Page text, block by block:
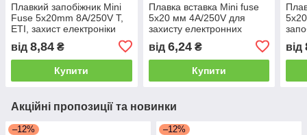
Плавкий запобіжник Mini
Fuse 5x20mm 8A/250V T,
ETI, захист електроніки
від 8,84 ₴
Купити
Плавка вставка Mini fuse
5x20 мм 4A/250V для
захисту електронних
від 6,24₴
Купити
від
Акційні пропозиції та новинки
–12% –12%